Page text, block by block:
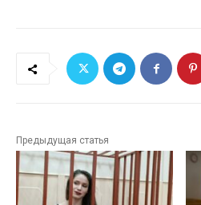
Предыдущая статья